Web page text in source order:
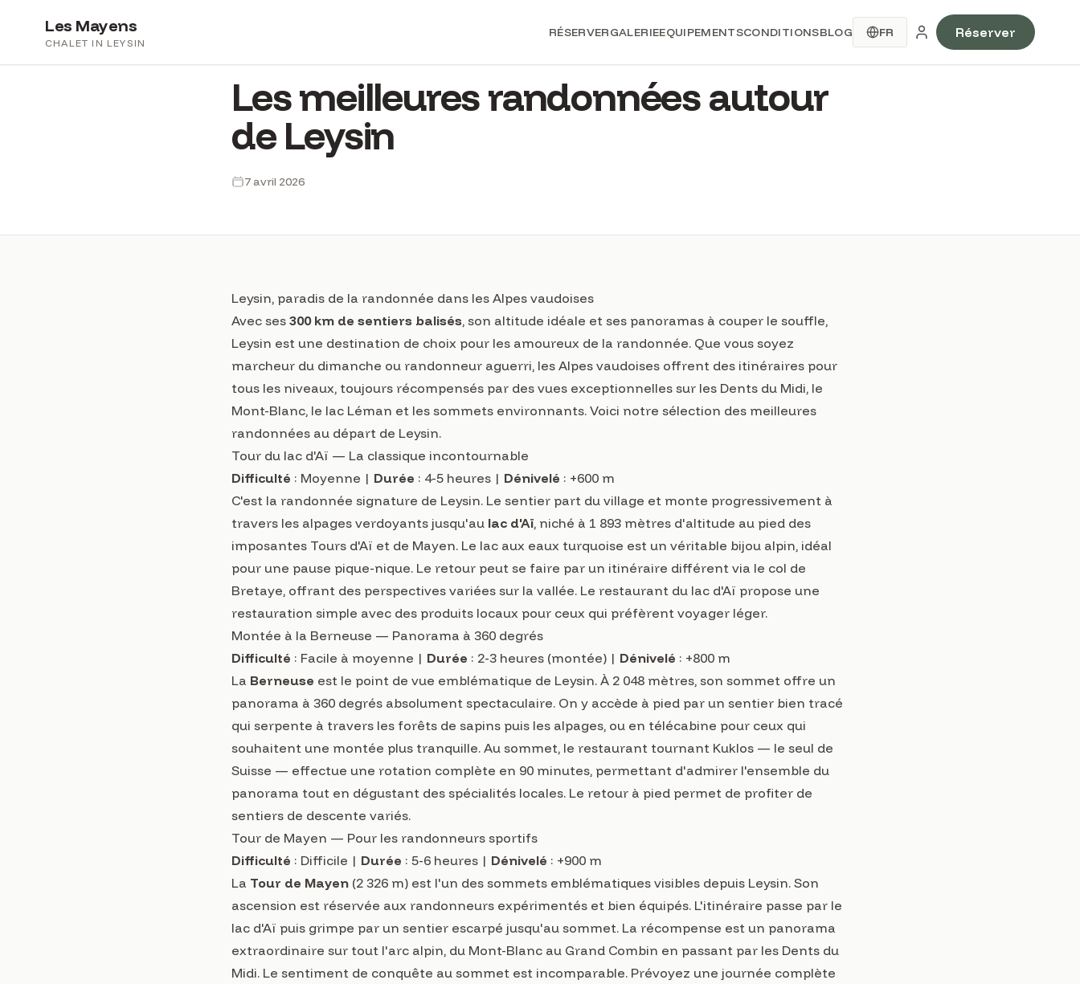
Les Mayens
CHALET IN LEYSIN
RÉSERVERGALERIEEQUIPEMENTSCONDITIONSBLOG FR Réserver
Les meilleures randonnées autour
de Leysin
7 avril 2026
Leysin, paradis de la randonnée dans les Alpes vaudoises
Avec ses 300 km de sentiers balisés, son altitude idéale et ses panoramas à couper le souffle,
Leysin est une destination de choix pour les amoureux de la randonnée. Que vous soyez
marcheur du dimanche ou randonneur aguerri, les Alpes vaudoises offrent des itinéraires pour
tous les niveaux, toujours récompensés par des vues exceptionnelles sur les Dents du Midi, le
Mont-Blanc, le lac Léman et les sommets environnants. Voici notre sélection des meilleures
randonnées au départ de Leysin.
Tour du lac d'Aï — La classique incontournable
Difficulté : Moyenne | Durée : 4-5 heures | Dénivelé : +600 m
C'est la randonnée signature de Leysin. Le sentier part du village et monte progressivement à
travers les alpages verdoyants jusqu'au lac d'Aï, niché à 1 893 mètres d'altitude au pied des
imposantes Tours d'Aï et de Mayen. Le lac aux eaux turquoise est un véritable bijou alpin, idéal
pour une pause pique-nique. Le retour peut se faire par un itinéraire différent via le col de
Bretaye, offrant des perspectives variées sur la vallée. Le restaurant du lac d'Aï propose une
restauration simple avec des produits locaux pour ceux qui préfèrent voyager léger.
Montée à la Berneuse — Panorama à 360 degrés
Difficulté : Facile à moyenne | Durée : 2-3 heures (montée) | Dénivelé : +800 m
La Berneuse est le point de vue emblématique de Leysin. À 2 048 mètres, son sommet offre un
panorama à 360 degrés absolument spectaculaire. On y accède à pied par un sentier bien tracé
qui serpente à travers les forêts de sapins puis les alpages, ou en télécabine pour ceux qui
souhaitent une montée plus tranquille. Au sommet, le restaurant tournant Kuklos — le seul de
Suisse — effectue une rotation complète en 90 minutes, permettant d'admirer l'ensemble du
panorama tout en dégustant des spécialités locales. Le retour à pied permet de profiter de
sentiers de descente variés.
Tour de Mayen — Pour les randonneurs sportifs
Difficulté : Difficile | Durée : 5-6 heures | Dénivelé : +900 m
La Tour de Mayen (2 326 m) est l'un des sommets emblématiques visibles depuis Leysin. Son
ascension est réservée aux randonneurs expérimentés et bien équipés. L'itinéraire passe par le
lac d'Aï puis grimpe par un sentier escarpé jusqu'au sommet. La récompense est un panorama
extraordinaire sur tout l'arc alpin, du Mont-Blanc au Grand Combin en passant par les Dents du
Midi. Le sentiment de conquête au sommet est incomparable. Prévoyez une journée complète